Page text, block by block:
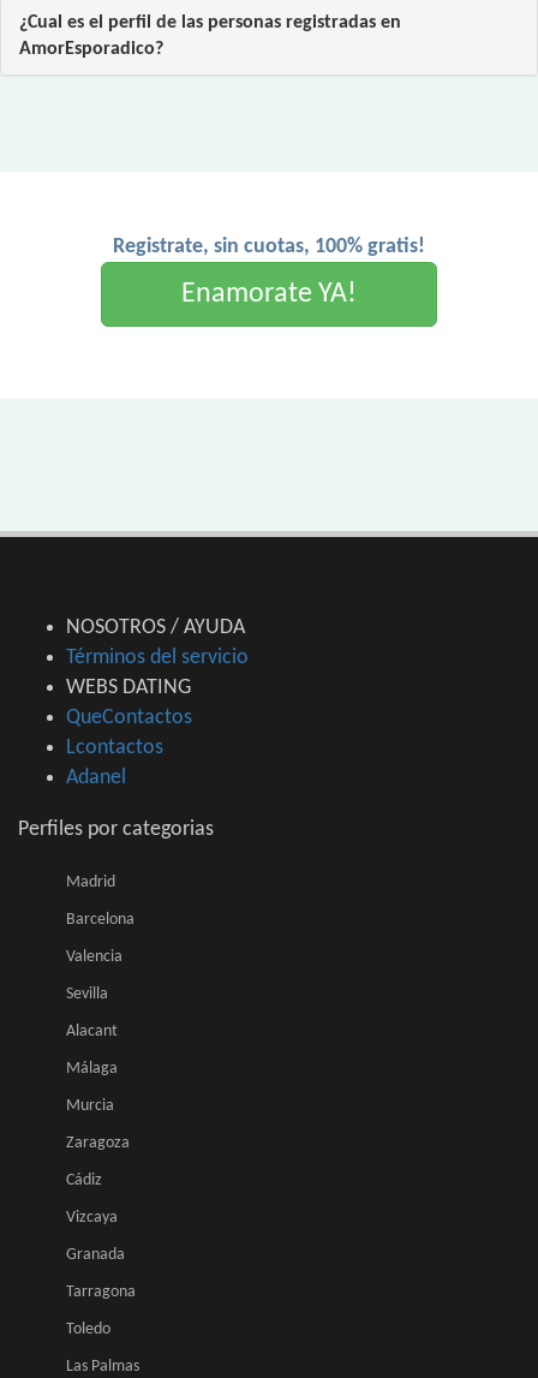
¿Cual es el perfil de las personas registradas en
AmorEsporadico?
Registrate, sin cuotas, 100% gratis!
Enamorate YA!
NOSOTROS / AYUDA
Términos del servicio
WEBS DATING
QueContactos
Lcontactos
Adanel
Perfiles por categorias
Madrid
Barcelona
Valencia
Sevilla
Alacant
Málaga
Murcia
Zaragoza
Cádiz
Vizcaya
Granada
Tarragona
Toledo
Las Palmas